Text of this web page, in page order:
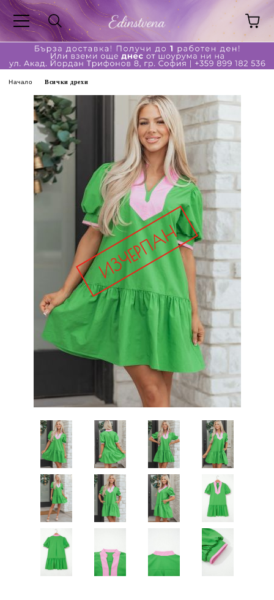
Начало Всички дрехи